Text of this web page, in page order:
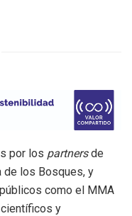
por los partnersde
de los Bosques, y
como el MMA
científicos y